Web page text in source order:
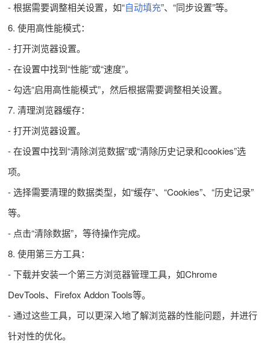
- 根据需要调整相关设置，如“自动填充”、“同步设置”等。
6. 使用高性能模式：
- 打开浏览器设置。
- 在设置中找到“性能”或“速度”。
- 勾选“启用高性能模式”，然后根据需要调整相关设置。
7. 清理浏览器缓存：
- 打开浏览器设置。
- 在设置中找到“清除浏览数据”或“清除历史记录和cookies”选
项。
- 选择需要清理的数据类型，如“缓存”、“Cookies”、“历史记录”
等。
- 点击“清除数据”，等待操作完成。
8. 使用第三方工具：
- 下载并安装一个第三方浏览器管理工具，如Chrome
DevTools、Firefox Addon Tools等。
- 通过这些工具，可以更深入地了解浏览器的性能问题，并进行
针对性的优化。